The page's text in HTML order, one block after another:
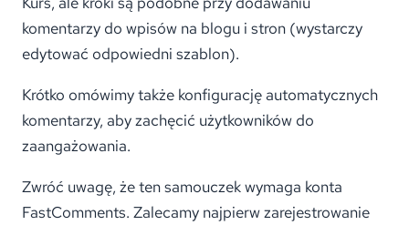
komentarzy do wpisów na blogu i stron (wystarczy
edytować odpowiedni szablon).
Krótko omówimy także konfigurację automatycznych
komentarzy, aby zachęcić użytkowników do
zaangażowania.
Zwróć uwagę, że ten samouczek wymaga konta
FastComments. Zalecamy najpierw zarejestrowanie